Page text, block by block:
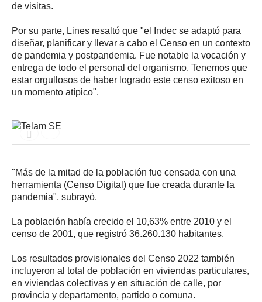
de visitas.
Por su parte, Lines resaltó que "el Indec se adaptó para
diseñar, planificar y llevar a cabo el Censo en un contexto
de pandemia y postpandemia. Fue notable la vocación y
entrega de todo el personal del organismo. Tenemos que
estar orgullosos de haber logrado este censo exitoso en
un momento atípico".
"Más de la mitad de la población fue censada con una
herramienta (Censo Digital) que fue creada durante la
pandemia", subrayó.
La población había crecido el 10,63% entre 2010 y el
censo de 2001, que registró 36.260.130 habitantes.
Los resultados provisionales del Censo 2022 también
incluyeron al total de población en viviendas particulares,
en viviendas colectivas y en situación de calle, por
provincia y departamento, partido o comuna.